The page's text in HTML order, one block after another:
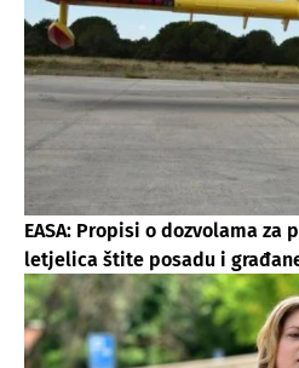
EASA: Propisi o dozvolama za
letjelica štite posadu i